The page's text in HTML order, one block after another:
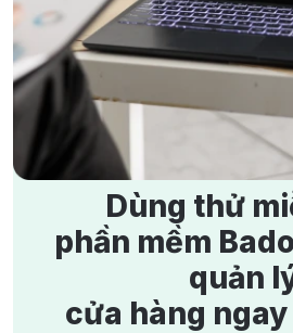
Hướng dẫn tự kê khai thuế cho hộ
2026 theo Nghị quyết 198/2025
21/11/2025
Dùng thử
phần mềm
quản
cửa hàng